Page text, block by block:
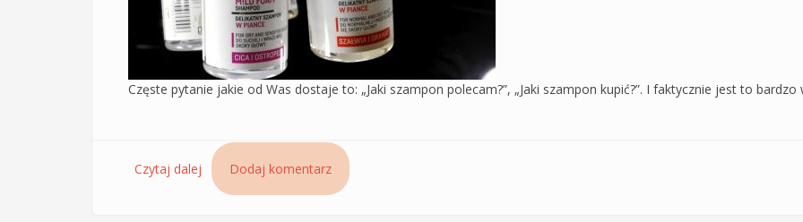
Częste pytanie jakie od Was dostaje to: „Jaki szampon polecam?”, „Jaki szampon kupić?”. I faktycznie jest to
Czytaj dalej wpis Delikatne szampony Sessio Chantal w piance
Dodaj komentarz